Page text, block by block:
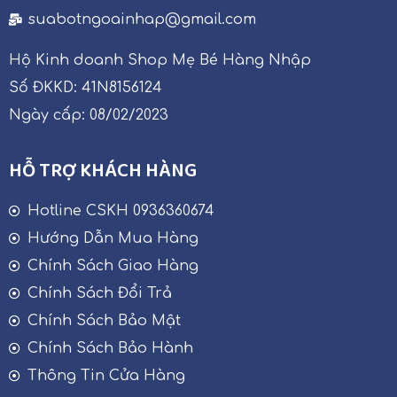
suabotngoainhap@gmail.com
Hộ Kinh doanh Shop Mẹ Bé Hàng Nhập
Số ĐKKD: 41N8156124
Ngày cấp: 08/02/2023
HỖ TRỢ KHÁCH HÀNG
Hotline CSKH 0936360674
Hướng Dẫn Mua Hàng
Chính Sách Giao Hàng
Chính Sách Đổi Trả
Chính Sách Bảo Mật
Chính Sách Bảo Hành
Thông Tin Cửa Hàng